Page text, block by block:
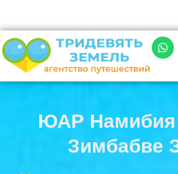
ЮАР Намибия
Зимбабве